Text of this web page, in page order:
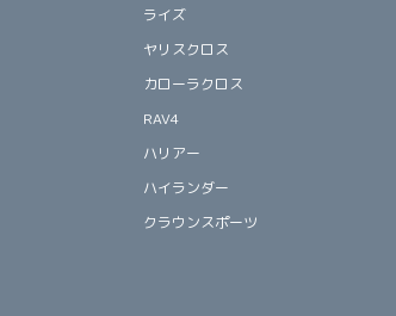
ライズ
ヤリスクロス
カローラクロス
RAV4
ハリアー
ハイランダー
クラウンスポーツ